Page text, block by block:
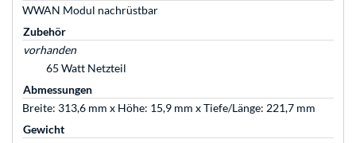
WWAN Modul nachrüstbar
Zubehör
vorhanden
65 Watt Netzteil
Abmessungen
Breite: 313,6 mm x Höhe: 15,9 mm x Tiefe/Länge: 221,7 mm
Gewicht